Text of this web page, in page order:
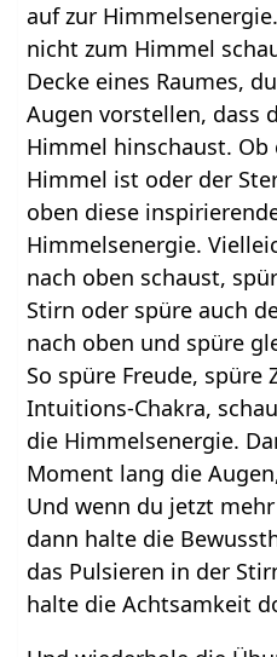
auf zur
nicht zum Himmel
Decke eines Raumes,
Augen vorstellen, dass
Himmel hinschaust.
Himmel ist oder der
oben diese
Himmelsenergie.
nach oben schaust,
Stirn oder spüre auch
nach oben und spüre
So spüre Freude, spüre
Intuitions-Chakra,
die Himmelsenergie.
Moment lang die
Und wenn du jetzt
dann halte die
das Pulsieren in der
halte die Achtsamkeit